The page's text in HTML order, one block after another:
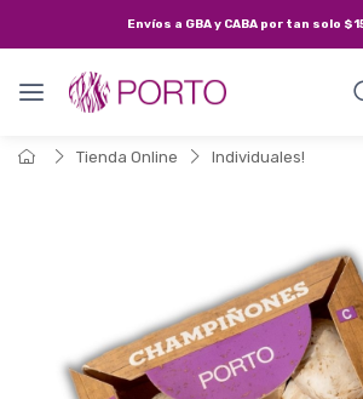
Envíos a GBA y CABA por tan solo
Tienda Online Individuales!